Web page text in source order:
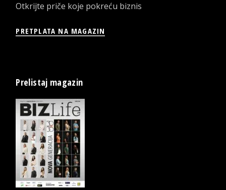
Otkrijte priče koje pokreću biznis
PRETPLATA NA MAGAZIN
Prelistaj magazin